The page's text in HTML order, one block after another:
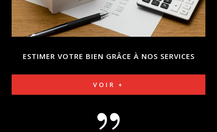
ESTIMER VOTRE BIEN GRÂCE À NOS SERVICES
VOIR +